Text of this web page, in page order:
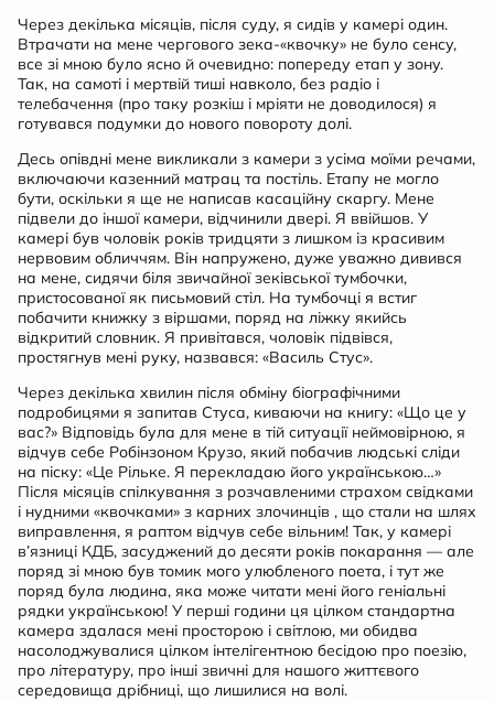
Через декілька місяців, після суду, я сидів у камері один.
Втрачати на мене чергового зека-«квочку» не було сенсу,
все зі мною було ясно й очевидно: попереду етап у зону.
Так, на самоті і мертвій тиші навколо, без радіо і
телебачення (про таку розкіш і мріяти не доводилося) я
готувався подумки до нового повороту долі.
Десь опівдні мене викликали з камери з усіма моїми речами,
включаючи казенний матрац та постіль. Етапу не могло
бути, оскільки я ще не написав касаційну скаргу. Мене
підвели до іншої камери, відчинили двері. Я ввійшов. У
камері був чоловік років тридцяти з лишком із красивим
нервовим обличчям. Він напружено, дуже уважно дивився
на мене, сидячи біля звичайної зеківської тумбочки,
пристосованої як письмовий стіл. На тумбочці я встиг
побачити книжку з віршами, поряд на ліжку якийсь
відкритий словник. Я привітався, чоловік підвівся,
простягнув мені руку, назвався: «Василь Стус».
Через декілька хвилин після обміну біографічними
подробицями я запитав Стуса, киваючи на книгу: «Що це у
вас?» Відповідь була для мене в тій ситуації неймовірною, я
відчув себе Робінзоном Крузо, який побачив людські сліди
на піску: «Це Рільке. Я перекладаю його українською…»
Після місяців спілкування з розчавленими страхом свідками
і нудними «квочками» з карних злочинців , що стали на шлях
виправлення, я раптом відчув себе вільним! Так, у камері
в’язниці КДБ, засуджений до десяти років покарання — але
поряд зі мною був томик мого улюбленого поета, і тут же
поряд була людина, яка може читати мені його геніальні
рядки українською! У перші години ця цілком стандартна
камера здалася мені просторою і світлою, ми обидва
насолоджувалися цілком інтелігентною бесідою про поезію,
про літературу, про інші звичні для нашого життєвого
середовища дрібниці, що лишилися на волі.